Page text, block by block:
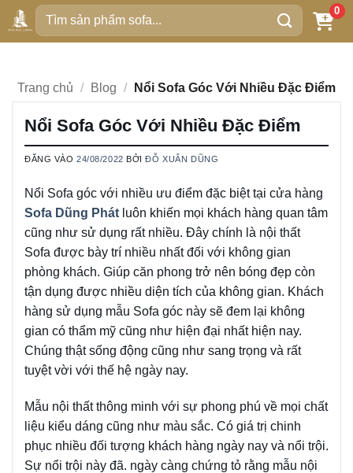
qua
Tìm
kiếm:
0
Trang chủ / Blog / Nổi Sofa Góc Với Nhiều Đặc Điểm
Nổi Sofa Góc Với Nhiều Đặc Điểm
ĐĂNG VÀO24/08/2022 BỞIĐỖ XUÂN DŨNG
Nổi Sofa góc với nhiều ưu điểm đặc biệt tại cửa hàng
Sofa Dũng Phát luôn khiến mọi khách hàng quan tâm
cũng như sử dụng rất nhiều. Đây chính là nội thất
Sofa được bày trí nhiều nhất đối với không gian
phòng khách. Giúp căn phong trở nên bóng đẹp còn
tận dụng được nhiều diện tích của không gian. Khách
hàng sử dụng mẫu Sofa góc này sẽ đem lại không
gian có thẩm mỹ cũng như hiện đại nhất hiện nay.
Chúng thật sống động cũng như sang trọng và rất
tuyệt vời với thế hệ ngày nay.
Mẫu nội thất thông minh với sự phong phú về mọi chất
liệu kiểu dáng cũng như màu sắc. Có giá trị chinh
phục nhiều đối tượng khách hàng ngày nay và nổi trội.
Sự nổi trội này đã. ngày càng chứng tỏ rằng mẫu nội